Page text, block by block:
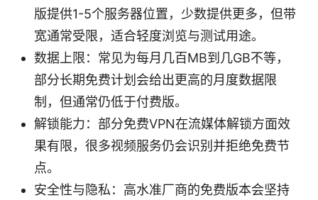
版提供1-5个服务器位置，少数提供更多，但带
宽通常受限，适合轻度浏览与测试用途。
数据上限：常见为每月几百MB到几GB不等，
部分长期免费计划会给出更高的月度数据限
制，但通常仍低于付费版。
解锁能力：部分免费VPN在流媒体解锁方面效
果有限，很多视频服务仍会识别并拒绝免费节
点。
安全性与隐私：高水准厂商的免费版本会坚持